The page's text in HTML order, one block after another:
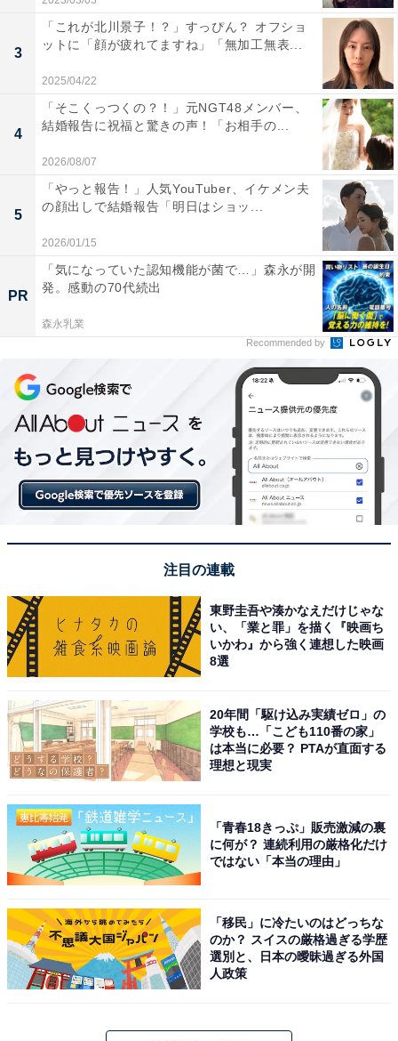
3
「これが北川景子！？」すっぴん？ オフショ
ットに「顔が疲れてますね」「無加工無表...
2025/04/22
4
「そこくっつくの？！」元NGT48メンバー、
結婚報告に祝福と驚きの声！「お相手の...
2026/08/07
5
「やっと報告！」人気YouTuber、イケメン夫
の顔出しで結婚報告「明日はショッ...
2026/01/15
PR
「気になっていた認知機能が菌で…」森永が開
発。感動の70代続出
森永乳業
Recommended by
注目の連載
東野圭吾や湊かなえだけじゃな
い、「業と罪」を描く『映画ち
いかわ』から強く連想した映画
8選
20年間「駆け込み実績ゼロ」の
学校も…「こども110番の家」
は本当に必要？ PTAが直面する
理想と現実
「青春18きっぷ」販売激減の裏
に何が？ 連続利用の厳格化だけ
ではない「本当の理由」
「移民」に冷たいのはどっちな
のか？ スイスの厳格過ぎる学歴
選別と、日本の曖昧過ぎる外国
人政策